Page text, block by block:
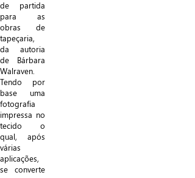
de partida
para as
obras de
tapeçaria,
da autoria
de Bárbara
Walraven.
Tendo por
base uma
fotografia
impressa no
tecido o
qual, após
várias
aplicações,
se converte